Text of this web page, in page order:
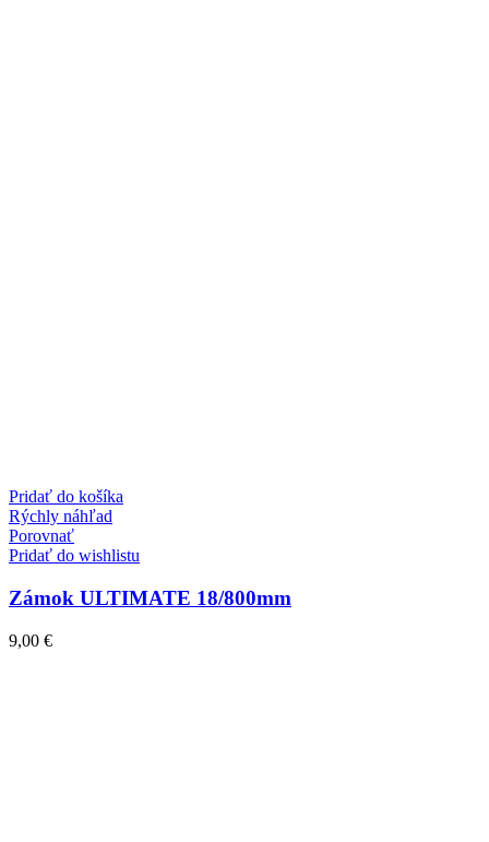
Pridať do košíka
Rýchly náhľad
Porovnať
Pridať do wishlistu
Zámok ULTIMATE 18/800mm
9,00 €